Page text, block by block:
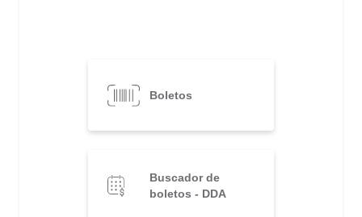
Boletos
Buscador de
boletos - DDA